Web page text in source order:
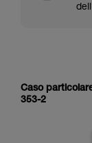
Caso
353-2